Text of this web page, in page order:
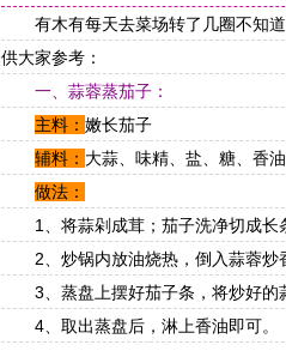
有木有每天去菜场转了几圈不知道
供大家参考：
一、蒜蓉蒸茄子：
主料： 嫩长茄子
辅料： 大蒜、味精、盐、糖、香油
做法：
1、将蒜剁成茸；茄子洗净切成长
2、炒锅内放油烧热，倒入蒜蓉炒
3、蒸盘上摆好茄子条，将炒好的
4、取出蒸盘后，淋上香油即可。